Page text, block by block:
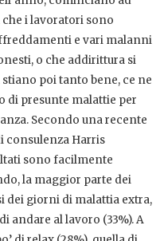
i lavoratori sono
e vari malanni
o che addirittura si
poi tanto bene, ce ne
di presunte malattie per
Secondo una recente
consulenza Harris
sono facilmente
la maggior parte dei
dei giorni di malattia extra,
andare al lavoro (33%). A